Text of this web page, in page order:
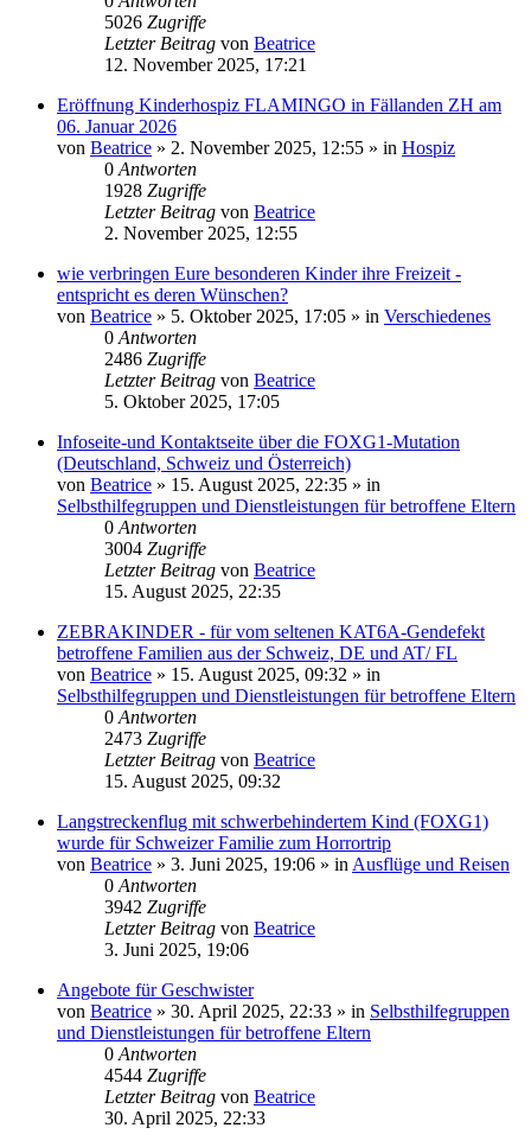
5026 Zugriffe
Letzter Beitrag von Beatrice
12. November 2025, 17:21
Eröffnung Kinderhospiz FLAMINGO in Fällanden ZH am
06. Januar 2026
von Beatrice » 2. November 2025, 12:55 » in Hospiz
0 Antworten
1928 Zugriffe
Letzter Beitrag von Beatrice
2. November 2025, 12:55
wie verbringen Eure besonderen Kinder ihre Freizeit -
entspricht es deren Wünschen?
von Beatrice » 5. Oktober 2025, 17:05 » in Verschiedenes
0 Antworten
2486 Zugriffe
Letzter Beitrag von Beatrice
5. Oktober 2025, 17:05
Infoseite-und Kontaktseite über die FOXG1-Mutation
(Deutschland, Schweiz und Österreich)
von Beatrice » 15. August 2025, 22:35 » in
Selbsthilfegruppen und Dienstleistungen für betroffene Eltern
0 Antworten
3004 Zugriffe
Letzter Beitrag von Beatrice
15. August 2025, 22:35
ZEBRAKINDER - für vom seltenen KAT6A-Gendefekt
betroffene Familien aus der Schweiz, DE und AT/ FL
von Beatrice » 15. August 2025, 09:32 » in
Selbsthilfegruppen und Dienstleistungen für betroffene Eltern
0 Antworten
2473 Zugriffe
Letzter Beitrag von Beatrice
15. August 2025, 09:32
Langstreckenflug mit schwerbehindertem Kind (FOXG1)
wurde für Schweizer Familie zum Horrortrip
von Beatrice » 3. Juni 2025, 19:06 » in Ausflüge und Reisen
0 Antworten
3942 Zugriffe
Letzter Beitrag von Beatrice
3. Juni 2025, 19:06
Angebote für Geschwister
von Beatrice » 30. April 2025, 22:33 » in Selbsthilfegruppen
und Dienstleistungen für betroffene Eltern
0 Antworten
4544 Zugriffe
Letzter Beitrag von Beatrice
30. April 2025, 22:33